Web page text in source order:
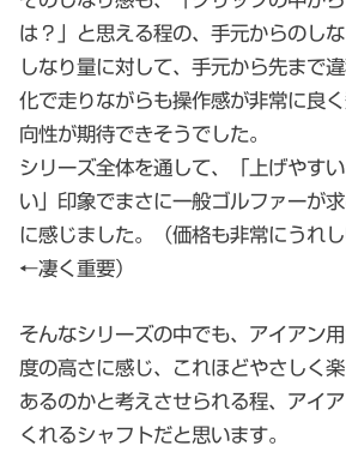
は？」と思える程の、手元からのしな
しなり量に対して、手元から先まで
化で走りながらも操作感が非常に良
向性が期待できそうでした。
シリーズ全体を通して、「上げやす
い」印象でまさに一般ゴルファーが
に感じました。（価格も非常にうれ
←凄く重要）
そんなシリーズの中でも、アイアン
度の高さに感じ、これほどやさしく
あるのかと考えさせられる程、アイ
くれるシャフトだと思います。